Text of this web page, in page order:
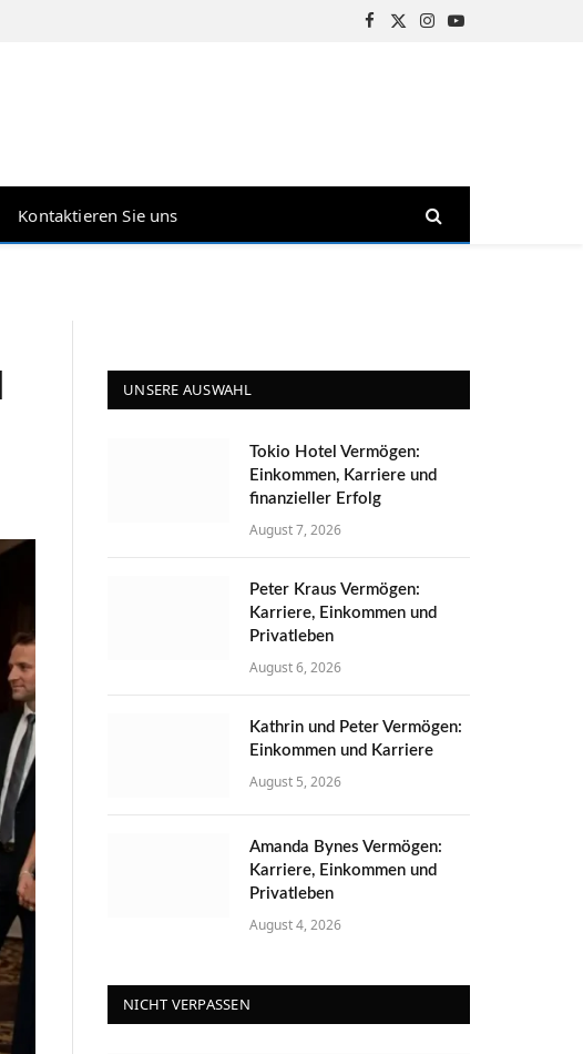
Facebook
X
Instagram
YouTube
Kontaktieren Sie uns
UNSERE AUSWAHL
Tokio Hotel Vermögen:
Einkommen, Karriere und
finanzieller Erfolg
August 7, 2026
Peter Kraus Vermögen:
Karriere, Einkommen und
Privatleben
August 6, 2026
Kathrin und Peter Vermögen:
Einkommen und Karriere
August 5, 2026
Amanda Bynes Vermögen:
Karriere, Einkommen und
Privatleben
August 4, 2026
NICHT VERPASSEN